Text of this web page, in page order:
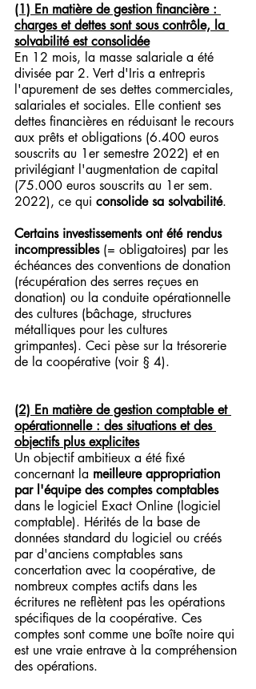
(1) En matière de gestion financière :
charges et dettes sont sous contrôle, la
solvabilité est consolidée
En 12 mois, la masse salariale a été
divisée par 2. Vert d'Iris a entrepris
l'apurement de ses dettes commerciales,
salariales et sociales. Elle contient ses
dettes financières en réduisant le recours
aux prêts et obligations (6.400 euros
souscrits au 1er semestre 2022) et en
privilégiant l'augmentation de capital
(75.000 euros souscrits au 1er sem.
2022), ce qui consolide sa solvabilité.
Certains investissements ont été rendus
incompressibles (= obligatoires) par les
échéances des conventions de donation
(récupération des serres reçues en
donation) ou la conduite opérationnelle
des cultures (bâchage, structures
métalliques pour les cultures
grimpantes). Ceci pèse sur la trésorerie
de la coopérative (voir § 4).
(2) En matière de gestion comptable et
opérationnelle : des situations et des
objectifs plus explicites
Un objectif ambitieux a été fixé
concernant la meilleure appropriation
par l'équipe des comptes comptables
dans le logiciel Exact Online (logiciel
comptable). Hérités de la base de
données standard du logiciel ou créés
par d'anciens comptables sans
concertation avec la coopérative, de
nombreux comptes actifs dans les
écritures ne reflètent pas les opérations
spécifiques de la coopérative. Ces
comptes sont comme une boîte noire qui
est une vraie entrave à la compréhension
des opérations.